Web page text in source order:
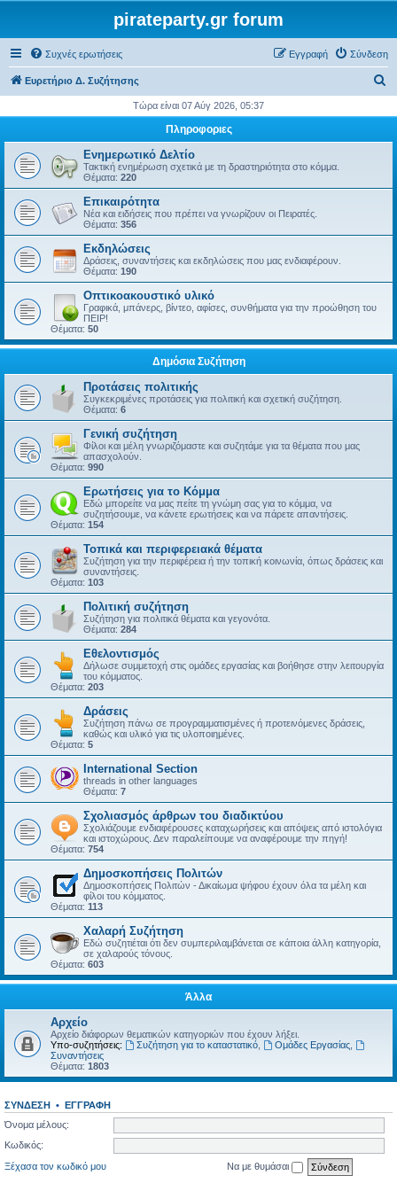
pirateparty.gr forum
Συχνές ερωτήσεις Σύνδεση
Εγγραφή
Ευρετήριο Δ. Συζήτησης
ζ
τ
Τώρα είναι 07 Αύγ 2026, 05:37
Πληροφοριες
Ενημερωτικό Δελτίο
Τακτική ενημέρωση σχετικά με τη δραστηριότητα στο κόμμα.
Θέματα: 220
Επικαιρότητα
Νέα και ειδήσεις που πρέπει να γνωρίζουν οι Πειρατές.
Θέματα: 356
Εκδηλώσεις
Δράσεις, συναντήσεις και εκδηλώσεις που μας ενδιαφέρουν.
Θέματα: 190
Οπτικοακουστικό υλικό
Γραφικά, μπάνερς, βίντεο, αφίσες, συνθήματα για την προώθηση του
ΠΕΙΡ!
Θέματα: 50
Δημόσια Συζήτηση
Προτάσεις πολιτικής
Συγκεκριμένες προτάσεις για πολιτική και σχετική συζήτηση.
Θέματα: 6
Γενική συζήτηση
Φίλοι και μέλη γνωριζόμαστε και συζητάμε για τα θέματα που μας
απασχολούν.
Θέματα: 990
Ερωτήσεις για το Κόμμα
Εδώ μπορείτε να μας πείτε τη γνώμη σας για το κόμμα, να
συζητήσουμε, να κάνετε ερωτήσεις και να πάρετε απαντήσεις.
Θέματα: 154
Τοπικά και περιφερειακά θέματα
Συζήτηση για την περιφέρεια ή την τοπική κοινωνία, όπως δράσεις και
συναντήσεις.
Θέματα: 103
Πολιτική συζήτηση
Συζήτηση για πολιτικά θέματα και γεγονότα.
Θέματα: 284
Εθελοντισμός
Δήλωσε συμμετοχή στις ομάδες εργασίας και βοήθησε στην λειτουργία
του κόμματος.
Θέματα: 203
Δράσεις
Συζήτηση πάνω σε προγραμματισμένες ή προτεινόμενες δράσεις,
καθώς και υλικό για τις υλοποιημένες.
Θέματα: 5
International Section
threads in other languages
Θέματα: 7
Σχολιασμός άρθρων του διαδικτύου
Σχολιάζουμε ενδιαφέρουσες καταχωρήσεις και απόψεις από ιστολόγια
και ιστοχώρους. Δεν παραλείπουμε να αναφέρουμε την πηγή!
Θέματα: 754
Δημοσκοπήσεις Πολιτών
Δημοσκοπήσεις Πολιτών - Δικαίωμα ψήφου έχουν όλα τα μέλη και
φίλοι του κόμματος.
Θέματα: 113
Χαλαρή Συζήτηση
Εδώ συζητιέται ότι δεν συμπεριλαμβάνεται σε κάποια άλλη κατηγορία,
σε χαλαρούς τόνους.
Θέματα: 603
Άλλα
Αρχείο
Αρχείο διάφορων θεματικών κατηγοριών που έχουν λήξει.
Υπο-συζητήσεις:
Συζήτηση για το καταστατικό, Ομάδες Εργασίας,
Συναντήσεις
Θέματα: 1803
ΣΎΝΔΕΣΗ • ΕΓΓΡΑΦΉ
Όνομα μέλους:
Κωδικός:
Ξέχασα τον κωδικό μου
Να με θυμάσαι